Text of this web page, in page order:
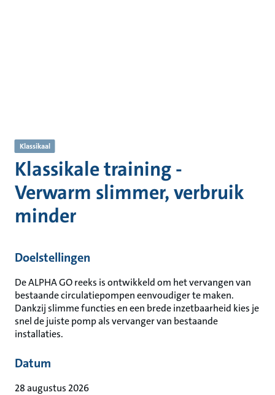
Klassikaal
Klassikale training -
Verwarm slimmer, verbruik
minder
Doelstellingen
De ALPHA GO reeks is ontwikkeld om het vervangen van
bestaande circulatiepompen eenvoudiger te maken.
Dankzij slimme functies en een brede inzetbaarheid kies je
snel de juiste pomp als vervanger van bestaande
installaties.
Datum
28 augustus 2026